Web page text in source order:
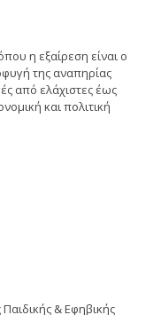
η εξαίρεση είναι ο
της αναπηρίας
από ελάχιστες έως
και πολιτική
& Εφηβικής